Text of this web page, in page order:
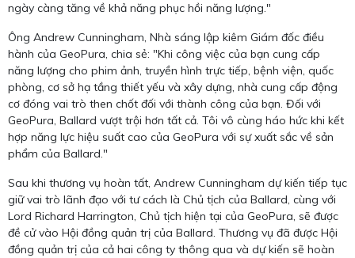
ngày càng tăng về khả năng phục hồi năng lượng."
Ông Andrew Cunningham, Nhà sáng lập kiêm Giám đốc điều
hành của GeoPura, chia sẻ: "Khi công việc của bạn cung cấp
năng lượng cho phim ảnh, truyền hình trực tiếp, bệnh viện, quốc
phòng, cơ sở hạ tầng thiết yếu và xây dựng, nhà cung cấp động
cơ đóng vai trò then chốt đối với thành công của bạn. Đối với
GeoPura, Ballard vượt trội hơn tất cả. Tôi vô cùng háo hức khi kết
hợp năng lực hiệu suất cao của GeoPura với sự xuất sắc về sản
phẩm của Ballard."
Sau khi thương vụ hoàn tất, Andrew Cunningham dự kiến tiếp tục
giữ vai trò lãnh đạo với tư cách là Chủ tịch của Ballard, cùng với
Lord Richard Harrington, Chủ tịch hiện tại của GeoPura, sẽ được
đề cử vào Hội đồng quản trị của Ballard. Thương vụ đã được Hội
đồng quản trị của cả hai công ty thông qua và dự kiến sẽ hoàn